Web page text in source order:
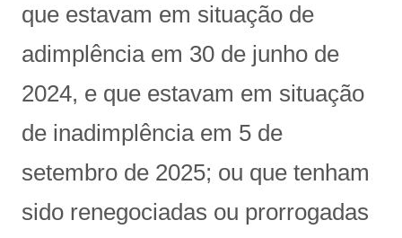
que estavam em situação de
adimplência em 30 de junho de
2024, e que estavam em situação
de inadimplência em 5 de
setembro de 2025; ou que tenham
sido renegociadas ou prorrogadas